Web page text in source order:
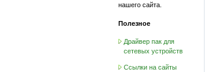
нашего сайта.
Полезное
Драйвер пак для
сетевых устройств
Ссылки на сайты